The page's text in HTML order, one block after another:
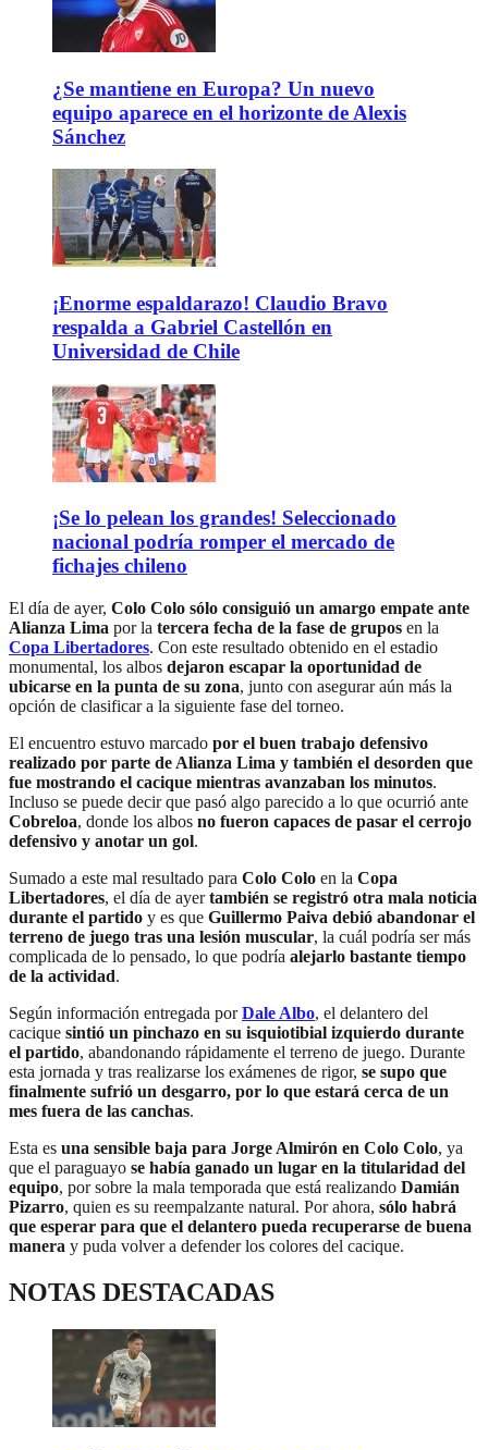
¿Se mantiene en Europa? Un nuevo
equipo aparece en el horizonte de Alexis
Sánchez
¡Enorme espaldarazo! Claudio Bravo
respalda a Gabriel Castellón en
Universidad de Chile
¡Se lo pelean los grandes! Seleccionado
nacional podría romper el mercado de
fichajes chileno
El día de ayer, Colo Colo sólo consiguió un amargo empate ante
Alianza Lima por la tercera fecha de la fase de grupos en la
Copa Libertadores. Con este resultado obtenido en el estadio
monumental, los albos dejaron escapar la oportunidad de
ubicarse en la punta de su zona, junto con asegurar aún más la
opción de clasificar a la siguiente fase del torneo.
El encuentro estuvo marcado por el buen trabajo defensivo
realizado por parte de Alianza Lima y también el desorden que
fue mostrando el cacique mientras avanzaban los minutos.
Incluso se puede decir que pasó algo parecido a lo que ocurrió ante
Cobreloa, donde los albos no fueron capaces de pasar el cerrojo
defensivo y anotar un gol.
Sumado a este mal resultado para Colo Colo en la Copa
Libertadores, el día de ayertambién se registró otra mala noticia
durante el partido y es que Guillermo Paiva debió abandonar el
terreno de juego tras una lesión muscular, la cuál podría ser más
complicada de lo pensado, lo que podría alejarlo bastante tiempo
de la actividad.
Según información entregada porDale Albo, el delantero del
cacique sintió un pinchazo en su isquiotibial izquierdo durante
el partido, abandonando rápidamente el terreno de juego. Durante
esta jornada y tras realizarse los exámenes de rigor, se supo que
finalmente sufrió un desgarro, por lo que estará cerca de un
mes fuera de las canchas.
Esta es una sensible baja para Jorge Almirón en Colo Colo, ya
que el paraguayo se había ganado un lugar en la titularidad del
equipo, por sobre la mala temporada que está realizando Damián
Pizarro, quien es su reempalzante natural. Por ahora, sólo habrá
que esperar para que el delantero pueda recuperarse de buena
manera y puda volver a defender los colores del cacique.
NOTAS DESTACADAS